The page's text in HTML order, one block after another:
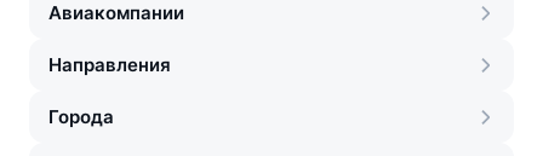
Авиакомпании
Направления
Города